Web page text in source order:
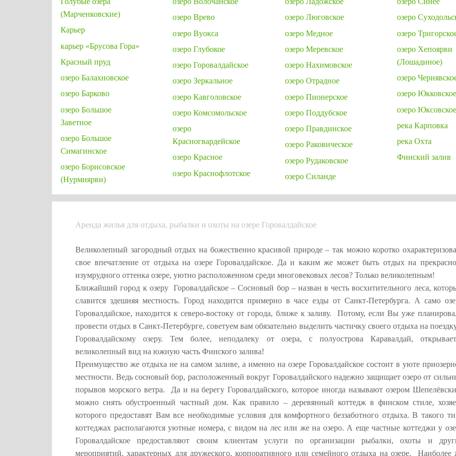
(Марченковские)
Карьер
карьер «Брусова Гора»
Красный пруд
озеро Балахновское
озеро Барково
озеро Большое
Заветное
озеро Большое
Симагинское
озеро Борисовское
(Нурмиярви)
озеро Врево
озеро Вуокса
озеро Глубокое
озеро Горовалдайское
озеро Зеркальное
озеро Кавголовское
озеро Комсомольское
озеро
Красногвардейское
озеро Красное
озеро Краснофлотское
озеро Люговское
озеро Медное
озеро Меревское
озеро Нахимовское
озеро Отрадное
озеро Пионерское
озеро Поддубское
озеро Правдинское
озеро Раковическое
озеро Рудаковское
озеро Силанде
озеро
озеро
озеро Хепоярви
(Лошадиное)
озеро
озеро Юкковское
озеро Юксовское
река Карповка
река Охта
Финский залив
Аренда жилья для отдыха, рыбалки и охоты на озере Горовалдайское
Великолепный загородный отдых на божественно красивой природе – так можно коротко
свое впечатление от отдыха на озере Горовалдайское. Да и каким же может быть отдых на
изумрудного оттенка озере, уютно расположенном среди многовековых лесов? Только великолепным!
Ближайший город к озеру Горовалдайское – Сосновый бор – назван в честь восхитительного леса,
славится здешняя местность. Город находится примерно в часе езды от Санкт-Петербурга. А само
Горовалдайское, находится к северо-востоку от города, ближе к заливу. Потому, если Вы уже
провести отдых в Санкт-Петербурге, советуем вам обязательно выделить частичку своего отдыха на
Горовалдайскому озеру. Тем более, неподалеку от озера, с полуострова Каравалдай,
великолепный вид на южную часть Финского залива!
Преимущество же отдыха не на самом заливе, а именно на озере Горовалдайское состоит в уюте
местности. Ведь сосновый бор, расположенный вокруг Горовалдайского надежно защищает озеро от
порывов морского ветра. Да и на берегу Горовалдайского, которое иногда называют озером
можно снять обустроенный частный дом. Как правило – деревянный коттедж в финском стиле,
которого предоставят Вам все необходимые условия для комфортного беззаботного отдыха. В такого
коттеджах располагаются уютные номера, с видом на лес или же на озеро. А еще частные коттеджи у
Горовалдайское предоставляют своим клиентам услуги по организации рыбалки, охоты и
мероприятий, характерных для дружеского, корпоративного или семейного отдыха на озере. Наиболее